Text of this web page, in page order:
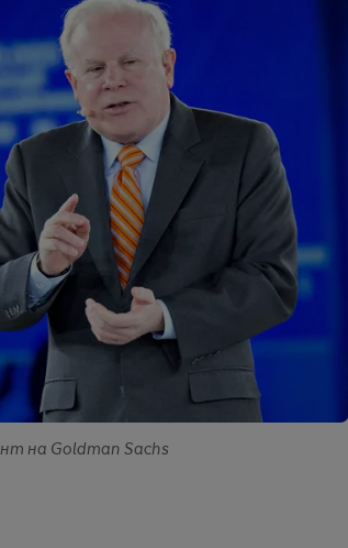
на Goldman Sachs